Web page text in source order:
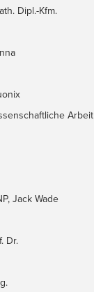
Dipl.-Kfm.
Arbeit
Jack Wade
Dr.